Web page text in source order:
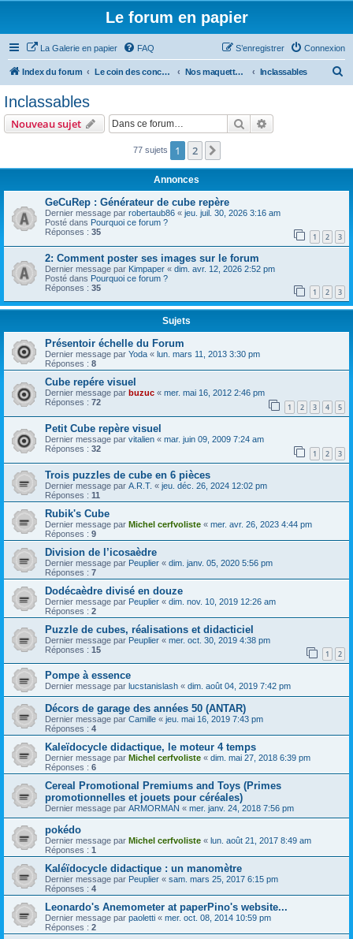
Le forum en papier
La Galerie en papier FAQ Connexion
S’enregistrer
Index du forum Le coin des concepteurs Nos maquettes à télécharger Inclassables
r
Inclassables
Nouveau sujet Rechercher
77 sujets 1 2
Annonces
GeCuRep : Générateur de cube repère
Dernier message par robertaub86 « jeu. juil. 30, 2026 3:16 am
Posté dans Pourquoi ce forum ?
Réponses : 35 1 2 3
2: Comment poster ses images sur le forum
Dernier message par Kimpaper « dim. avr. 12, 2026 2:52 pm
Posté dans Pourquoi ce forum ?
Réponses : 35 1 2 3
Sujets
Présentoir échelle du Forum
Dernier message par Yoda « lun. mars 11, 2013 3:30 pm
Réponses : 8
Cube repére visuel
Dernier message par buzuc « mer. mai 16, 2012 2:46 pm
Réponses : 72 1 2 3 4 5
Petit Cube repère visuel
Dernier message par vitalien « mar. juin 09, 2009 7:24 am
Réponses : 32 1 2 3
Trois puzzles de cube en 6 pièces
Dernier message par A.R.T. « jeu. déc. 26, 2024 12:02 pm
Réponses : 11
Rubik's Cube
Dernier message par Michel cerfvoliste « mer. avr. 26, 2023 4:44 pm
Réponses : 9
Division de l’icosaèdre
Dernier message par Peuplier « dim. janv. 05, 2020 5:56 pm
Réponses : 7
Dodécaèdre divisé en douze
Dernier message par Peuplier « dim. nov. 10, 2019 12:26 am
Réponses : 2
Puzzle de cubes, réalisations et didacticiel
Dernier message par Peuplier « mer. oct. 30, 2019 4:38 pm
Réponses : 15 1 2
Pompe à essence
Dernier message par lucstanislash « dim. août 04, 2019 7:42 pm
Décors de garage des années 50 (ANTAR)
Dernier message par Camille « jeu. mai 16, 2019 7:43 pm
Réponses : 4
Kaleïdocycle didactique, le moteur 4 temps
Dernier message par Michel cerfvoliste « dim. mai 27, 2018 6:39 pm
Réponses : 6
Cereal Promotional Premiums and Toys (Primes
promotionnelles et jouets pour céréales)
Dernier message par ARMORMAN « mer. janv. 24, 2018 7:56 pm
pokédo
Dernier message par Michel cerfvoliste « lun. août 21, 2017 8:49 am
Réponses : 1
Kaléïdocycle didactique : un manomètre
Dernier message par Peuplier « sam. mars 25, 2017 6:15 pm
Réponses : 4
Leonardo's Anemometer at paperPino's website...
Dernier message par paoletti « mer. oct. 08, 2014 10:59 pm
Réponses : 2